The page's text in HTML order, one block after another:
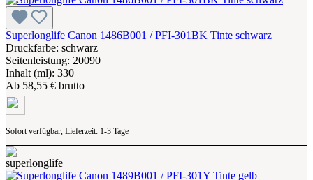
Superlonglife Canon 1486B001 / PFI-301BK Tinte schwarz
Druckfarbe: schwarz
Seitenleistung: 20090
Inhalt (ml): 330
Ab 58,55 € brutto
Sofort verfügbar, Lieferzeit: 1-3 Tage